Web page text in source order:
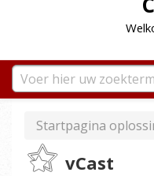
Startpagina
vCast